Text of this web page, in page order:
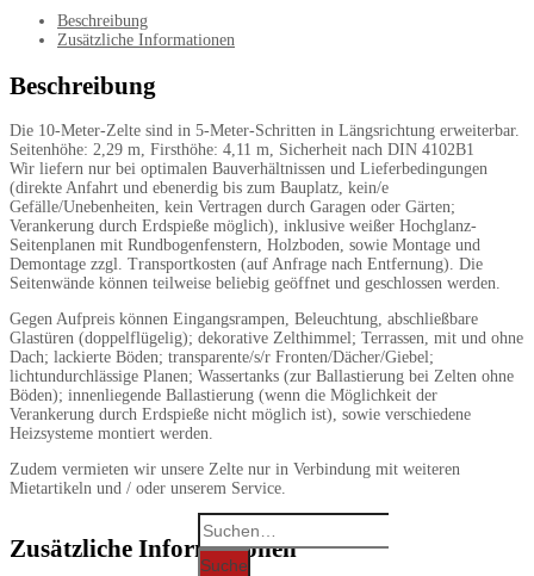
Search
for:
Suche
Menge
Beschreibung
Zusätzliche Informationen
Beschreibung
Die 10-Meter-Zelte sind in 5-Meter-Schritten in Längsrichtung erweiterbar.
Seitenhöhe: 2,29 m, Firsthöhe: 4,11 m, Sicherheit nach DIN 4102B1
Wir liefern nur bei optimalen Bauverhältnissen und Lieferbedingungen
(direkte Anfahrt und ebenerdig bis zum Bauplatz, kein/e
Gefälle/Unebenheiten, kein Vertragen durch Garagen oder Gärten;
Verankerung durch Erdspieße möglich), inklusive weißer Hochglanz-
Seitenplanen mit Rundbogenfenstern, Holzboden, sowie Montage und
Demontage zzgl. Transportkosten (auf Anfrage nach Entfernung). Die
Seitenwände können teilweise beliebig geöffnet und geschlossen werden.
Gegen Aufpreis können Eingangsrampen, Beleuchtung, abschließbare
Glastüren (doppelflügelig); dekorative Zelthimmel; Terrassen, mit und ohne
Dach; lackierte Böden; transparente/s/r Fronten/Dächer/Giebel;
lichtundurchlässige Planen; Wassertanks (zur Ballastierung bei Zelten ohne
Böden); innenliegende Ballastierung (wenn die Möglichkeit der
Verankerung durch Erdspieße nicht möglich ist), sowie verschiedene
Heizsysteme montiert werden.
Zudem vermieten wir unsere Zelte nur in Verbindung mit weiteren
Mietartikeln und / oder unserem Service.
Zusätzliche Informationen